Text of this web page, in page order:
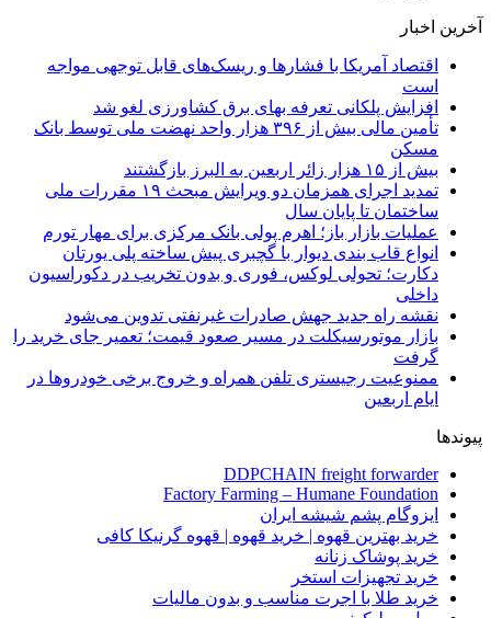
آخرین اخبار
اقتصاد آمریکا با فشارها و ریسک‌های قابل توجهی مواجه
است
افزایش پلکانی تعرفه بهای برق کشاورزی لغو شد
تأمین مالی بیش از ۳۹۶ هزار واحد نهضت ملی توسط بانک
مسکن
بیش از ۱۵ هزار زائر اربعین به البرز بازگشتند
تمدید اجرای همزمان دو ویرایش مبحث ۱۹ مقررات ملی
ساختمان تا پایان سال
عملیات بازار باز؛ اهرم پولی بانک مرکزی برای مهار تورم
انواع قاب بندی دیوار با گچبری پیش ساخته پلی یورتان
دکارت؛ تحولی لوکس، فوری و بدون تخریب در دکوراسیون
داخلی
نقشه راه جدید جهش صادرات غیرنفتی تدوین می‌شود
بازار موتورسیکلت در مسیر صعود قیمت؛ تعمیر جای خرید را
گرفت
ممنوعیت رجیستری تلفن همراه و خروج برخی خودروها در
ایام اربعین
پیوندها
DDPCHAIN freight forwarder
Factory Farming – Humane Foundation
ایزوگام پشم شیشه ایران
خرید بهترین قهوه | خرید قهوه | قهوه گرنیکا کافی
خرید پوشاک زنانه
خرید تجهیزات استخر
خرید طلا با اجرت مناسب و بدون مالیات